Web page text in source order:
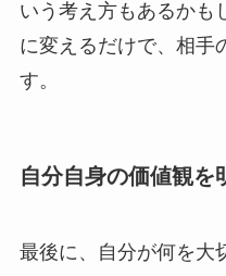
いう考え方もあるかも
に変えるだけで、相手
す。
自分自身の価値観を
最後に、自分が何を大